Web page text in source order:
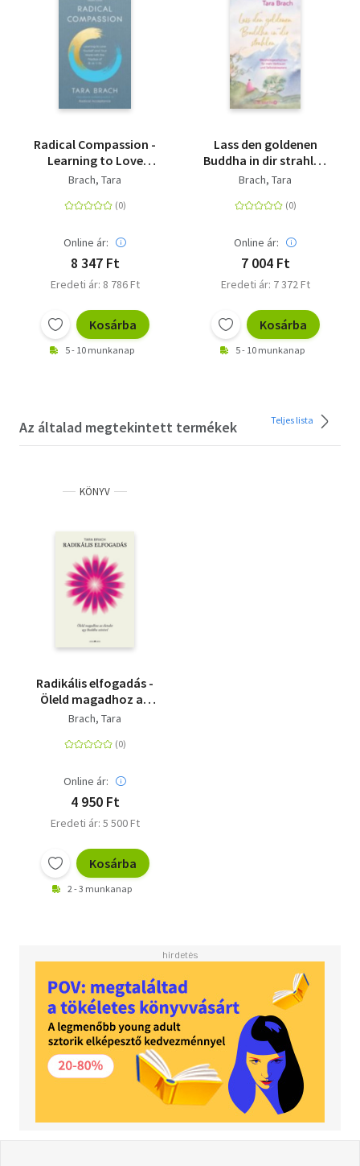
Radical Compassion -
Learning to Love
Yourself and Your
Practice of RAIN
Brach, Tara
Online ár:
8 347 Ft
Eredeti ár: 8 786 Ft
Kosárba
5 - 10 munkanap
Lass den goldenen
Buddha in dir strahlen
-
für mehr Vertrauen
Brach, Tara
Online ár:
7 004 Ft
Eredeti ár: 7 372 Ft
Kosárba
5 - 10 munkanap
Az általad megtekintett termékek Teljes lista
KÖNYV
Radikális elfogadás -
Öleld magadhoz az
életedet egy Buddha
Brach, Tara
Online ár:
4 950 Ft
Eredeti ár: 5 500 Ft
Kosárba
2 - 3 munkanap